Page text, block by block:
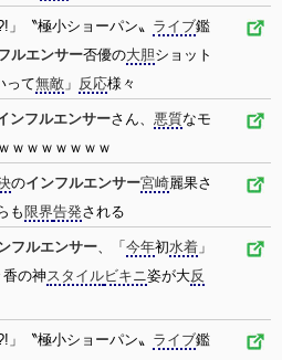
」〝極小ショーパン〟 ライブ鑑
ルエンサー否優の大胆ショット
って無敵 」 反応様々
ンフルエンサーさん、 悪質なモ
ｗｗｗｗｗｗｗ
のインフルエンサー宮崎麗果さ
も 限界告発される
フルエンサー、「 今年初水着 」
香の神スタイルビキニ姿が大反
」〝極小ショーパン〟 ライブ鑑